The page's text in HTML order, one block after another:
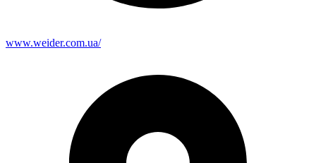
www.weider.com.ua/